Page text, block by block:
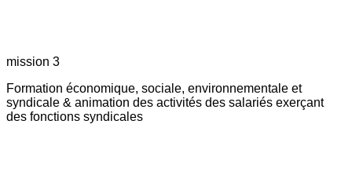
mission 3
Formation économique, sociale, environnementale et
syndicale & animation des activités des salariés exerçant
des fonctions syndicales